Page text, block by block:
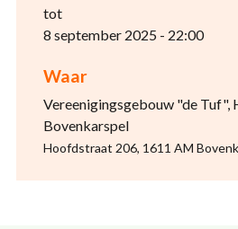
tot
8 september 2025 - 22:00
Waar
Vereenigingsgebouw "de Tuf",
Bovenkarspel
Hoofdstraat 206, 1611 AM